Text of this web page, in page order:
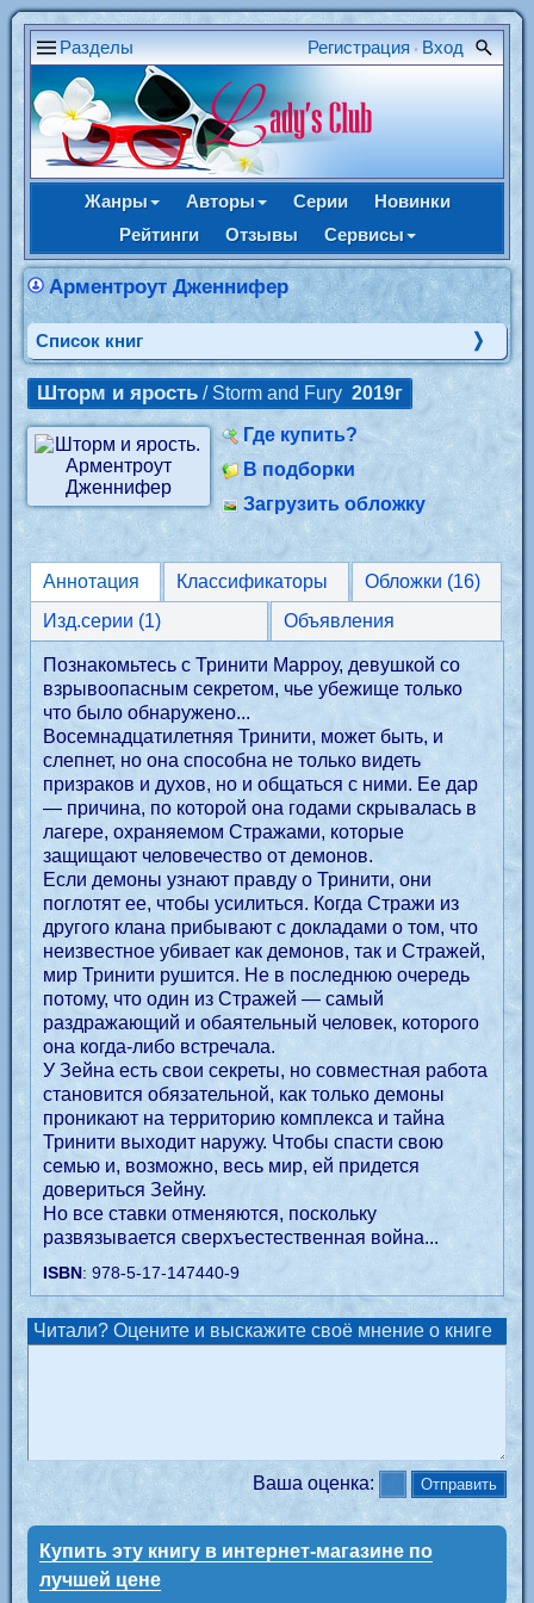
Разделы Регистрация • Вход
Жанры Авторы Серии
Новинки
Рейтинги
Отзывы Сервисы
Арментроут Дженнифер
Cписок книг
Шторм и ярость / Storm and Fury 2019г
Где купить?
В подборки
Загрузить обложку
Аннотация Классификаторы
Обложки (16)
Изд.серии (1)
Объявления
Познакомьтесь с Тринити Марроу, девушкой со
взрывоопасным секретом, чье убежище только
что было обнаружено...
Восемнадцатилетняя Тринити, может быть, и
слепнет, но она способна не только видеть
призраков и духов, но и общаться с ними. Ее дар
— причина, по которой она годами скрывалась в
лагере, охраняемом Стражами, которые
защищают человечество от демонов.
Если демоны узнают правду о Тринити, они
поглотят ее, чтобы усилиться. Когда Стражи из
другого клана прибывают с докладами о том, что
неизвестное убивает как демонов, так и Стражей,
мир Тринити рушится. Не в последнюю очередь
потому, что один из Стражей — самый
раздражающий и обаятельный человек, которого
она когда-либо встречала.
У Зейна есть свои секреты, но совместная работа
становится обязательной, как только демоны
проникают на территорию комплекса и тайна
Тринити выходит наружу. Чтобы спасти свою
семью и, возможно, весь мир, ей придется
довериться Зейну.
Но все ставки отменяются, поскольку
развязывается сверхъестественная война...
ISBN: 978-5-17-147440-9
Читали? Оцените и выскажите своё мнение о книге
Ваша оценка:
Купить эту книгу в интернет-магазине по
лучшей цене